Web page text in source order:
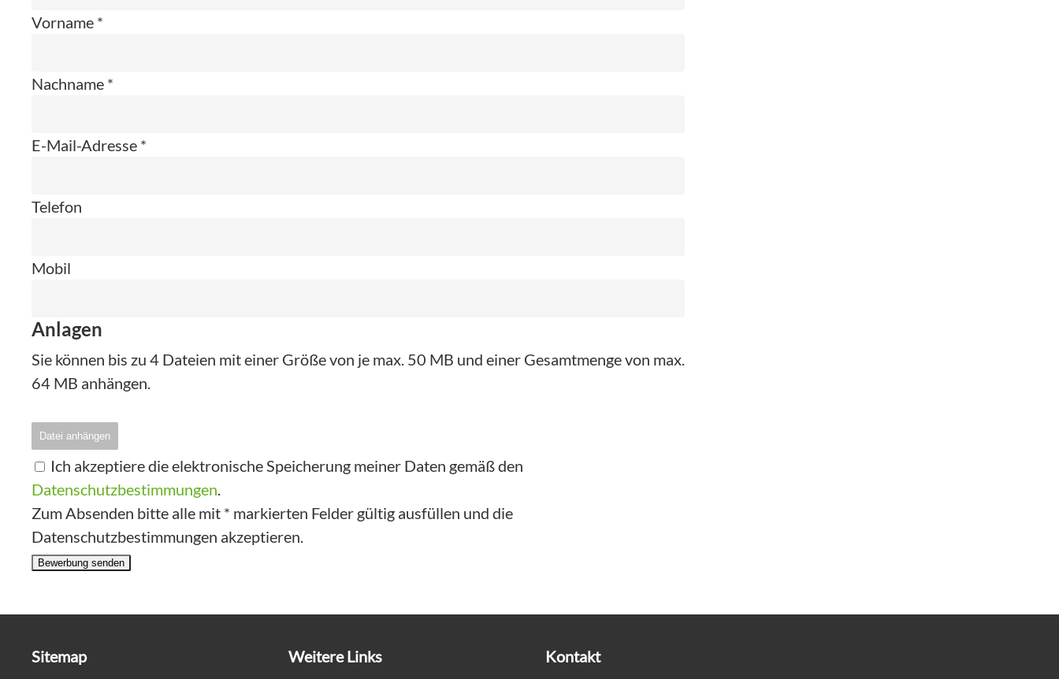
Vorname *
Nachname *
E-Mail-Adresse *
Telefon
Mobil
Anlagen
Sie können bis zu 4 Dateien mit einer Größe von je max. 50 MB und einer Gesamtmenge von max.
64 MB anhängen.
Datei anhängen
Ich akzeptiere die elektronische Speicherung meiner Daten gemäß den
Datenschutzbestimmungen.
Zum Absenden bitte alle mit * markierten Felder gültig ausfüllen und die
Datenschutzbestimmungen akzeptieren.
Bewerbung senden
Sitemap Weitere Links Kontakt